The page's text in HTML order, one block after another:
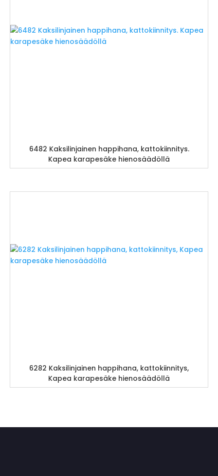
6482 Kaksilinjainen happihana, kattokiinnitys.
Kapea karapesäke hienosäädöllä
6282 Kaksilinjainen happihana, kattokiinnitys,
Kapea karapesäke hienosäädöllä